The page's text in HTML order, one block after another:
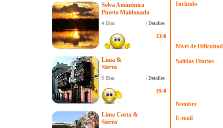
Selva Amazónica
Puerto Maldonado
| Detalles
4 Días
$388
Lima &
Sierra
| Detalles
9 Días
$948
Lima Costa &
Sierra
Incluido
Nível de Dificultad
Salidas Diarias
Nombre
E-mail